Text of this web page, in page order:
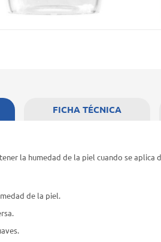
la humedad de la piel cuando se
de la piel.
FICHA TÉCNICA